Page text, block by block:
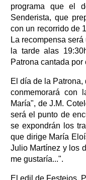
programa que el
Senderista, que
con un recorrido de
La recompensa
la tarde alas
Patrona cantada
El día de la
conmemorará con
María", de J.M.
será el punto de
se expondrán los
que dirige María
Julio Martínez y los
me gustaría...".
El edil de Festejos,